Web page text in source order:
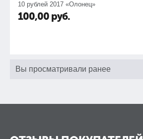
10 рублей 2017 «Олонец»
100,00 руб.
Вы просматривали ранее